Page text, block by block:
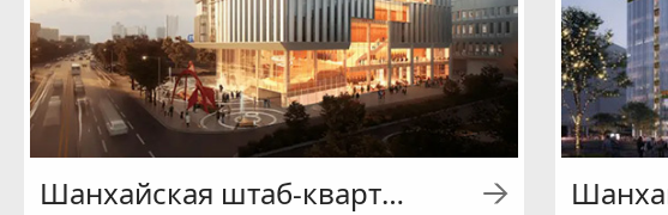
Шанхайская штаб-квартира и научно-исследовательский центр фармацевтической компании Гуаншэн